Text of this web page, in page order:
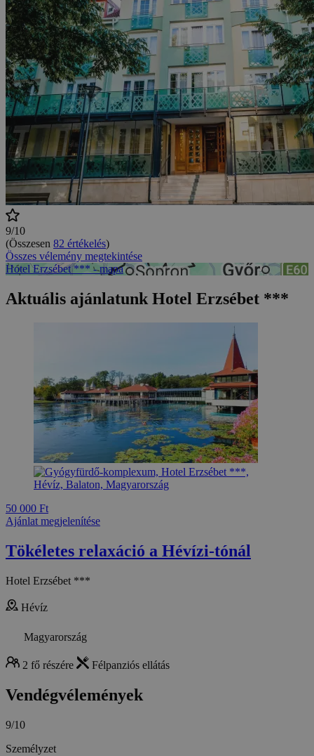
9/10
(Összesen 82 értékelés)
Összes vélemény megtekintése
Hotel Erzsébet *** - mapa
Aktuális ajánlatunk Hotel Erzsébet ***
50 000 Ft
Ajánlat megjelenítése
Tökéletes relaxáció a Hévízi-tónál
Hotel Erzsébet ***
Hévíz
Magyarország
2 fő részére Félpanziós ellátás
Vendégvélemények
9/10
Személyzet